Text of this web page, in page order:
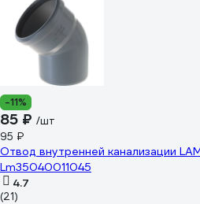
-11%
85 ₽ /шт
95 ₽
Отвод внутренней канализации
Lm35040011045
4.7
(21)